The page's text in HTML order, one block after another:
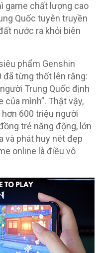
game chất lượng cao
Quốc tuyên truyền
nước ra khỏi biên
phẩm Genshin
đã từng thốt lên rằng:
Trung Quốc định
của mình”. Thật vậy,
600 triệu người
trẻ năng động, lớn
và phát huy nét đẹp
online là điều vô